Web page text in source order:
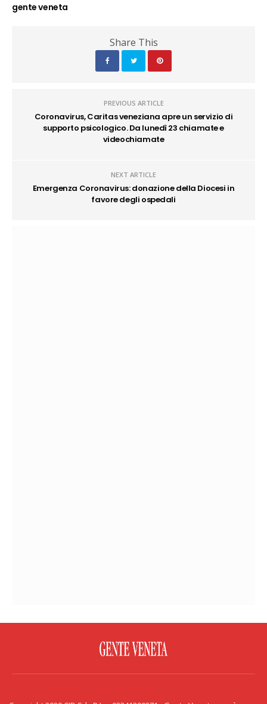
gente veneta
Share This
PREVIOUS ARTICLE
Coronavirus, Caritas veneziana apre un servizio di
supporto psicologico. Da lunedì 23 chiamate e
videochiamate
NEXT ARTICLE
Emergenza Coronavirus: donazione della Diocesi in
favore degli ospedali